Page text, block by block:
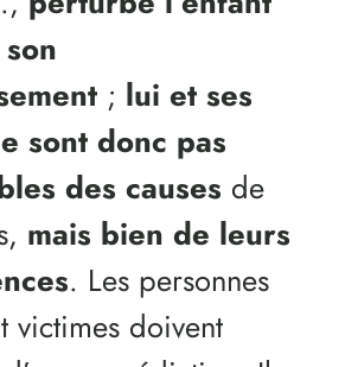
; lui et ses
sont donc pas
des causes de
mais bien de leurs
. Les personnes
victimes doivent